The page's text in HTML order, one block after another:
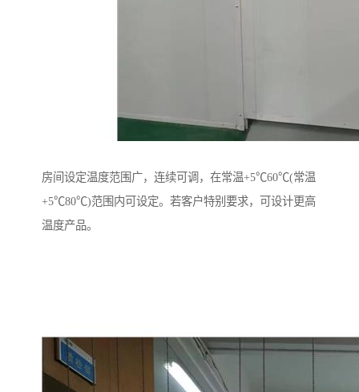
房间设定温度范围广，连续可调，在常温+5℃60℃(常温
+5℃80℃)范围内可设定。若客户特别要求，可设计更高
温度产品。